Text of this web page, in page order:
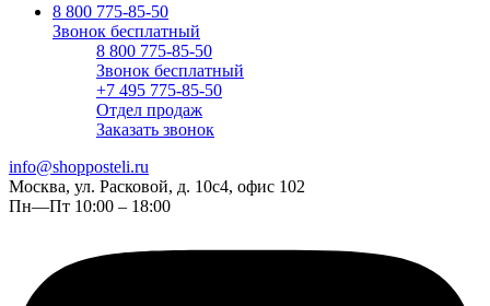
8 800 775-85-50
Звонок бесплатный
8 800 775-85-50
Звонок бесплатный
+7 495 775-85-50
Отдел продаж
Заказать звонок
info@shopposteli.ru
Москва, ул. Расковой, д. 10с4, офис 102
Пн—Пт 10:00 – 18:00